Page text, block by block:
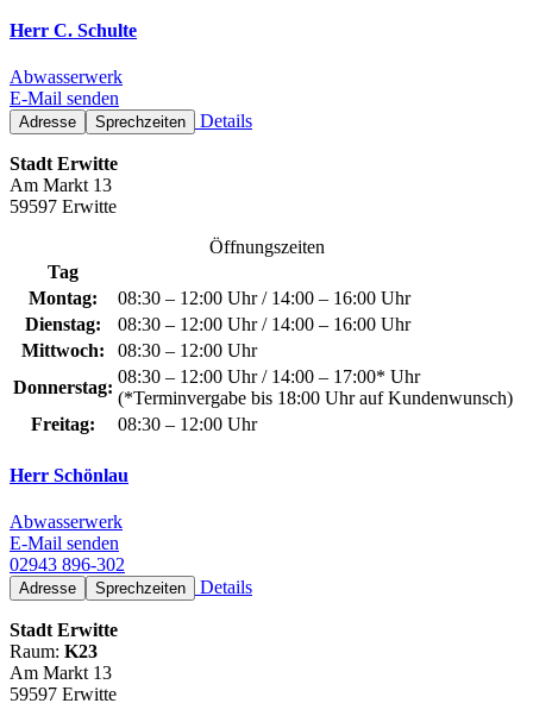
Herr C. Schulte
Abwasserwerk
E-Mail senden
Adresse Sprechzeiten Details
Stadt Erwitte
Am Markt 13
59597 Erwitte
Öffnungszeiten
Tag
Montag:
08:30 – 12:00 Uhr / 14:00 – 16:00 Uhr
Dienstag:
08:30 – 12:00 Uhr / 14:00 – 16:00 Uhr
Mittwoch:
08:30 – 12:00 Uhr
Donnerstag:
08:30 – 12:00 Uhr / 14:00 – 17:00* Uhr
(*Terminvergabe bis 18:00 Uhr auf Kundenwunsch)
Freitag:
08:30 – 12:00 Uhr
Herr Schönlau
Abwasserwerk
E-Mail senden
02943 896-302
Adresse Sprechzeiten Details
Stadt Erwitte
Raum: K23
Am Markt 13
59597 Erwitte